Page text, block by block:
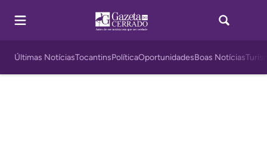
Últimas NotíciasTocantinsPolíticaOportunidadesBoas Notícias